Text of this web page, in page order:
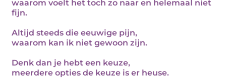
waarom voelt het toch zo naar en helemaal niet
fijn.
Altijd steeds die eeuwige pijn,
waarom kan ik niet gewoon zijn.
Denk dan je hebt een keuze,
meerdere opties de keuze is er heuse.